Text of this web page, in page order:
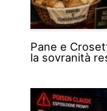
Pane e
la sovranità